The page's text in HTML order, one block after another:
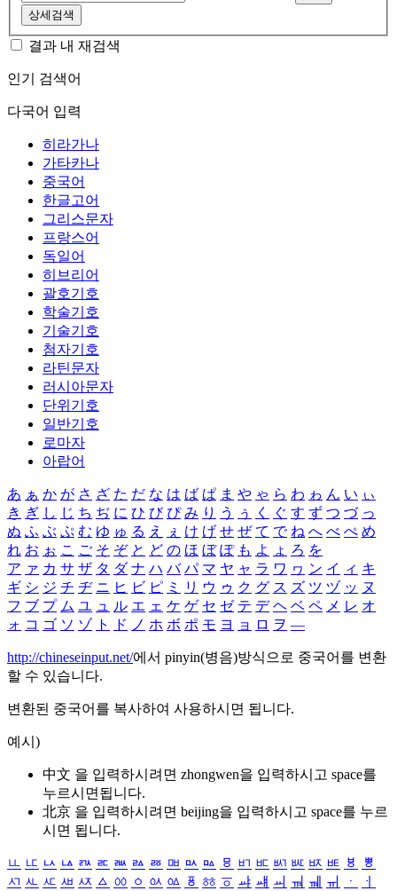
상세검색
결과 내 재검색
인기 검색어
다국어 입력
히라가나
가타카나
중국어
한글고어
그리스문자
프랑스어
독일어
히브리어
괄호기호
학술기호
기술기호
첨자기호
라틴문자
러시아문자
단위기호
일반기호
로마자
아랍어
あ ぁ か が さ ざ た だ な は ば ぱ ま や ゃ ら わ ゎ ん い ぃ
き ぎ し じ ち ぢ に ひ び ぴ み り う ぅ く ぐ す ず つ づ っ
ぬ ふ ぶ ぷ む ゆ ゅ る え ぇ け げ せ ぜ て で ね へ べ ぺ め
れ お ぉ こ ご そ ぞ と ど の ほ ぼ ぽ も よ ょ ろ を
ア ァ カ サ ザ タ ダ ナ ハ バ パ マ ヤ ャ ラ ワ ヮ ン イ ィ キ
ギ シ ジ チ ヂ ニ ヒ ビ ピ ミ リ ウ ゥ ク グ ス ズ ツ ヅ ッ ヌ
フ ブ プ ム ユ ュ ル エ ェ ケ ゲ セ ゼ テ デ ヘ ベ ペ メ レ オ
ォ コ ゴ ソ ゾ ト ド ノ ホ ボ ポ モ ヨ ョ ロ ヲ ―
http://chineseinput.net/에서 pinyin(병음)방식으로 중국어를 변환
할 수 있습니다.
변환된 중국어를 복사하여 사용하시면 됩니다.
예시)
中文 을 입력하시려면 zhongwen을 입력하시고 space를
누르시면됩니다.
北京 을 입력하시려면 beijing을 입력하시고 space를 누르
시면 됩니다.
ㅥ ㅦ ㅧ ㅨ ㅩ ㅪ ㅫ ㅬ ㅭ ㅮ ㅯ ㅰ ㅱ ㅲ ㅳ ㅴ ㅵ ㅶ ㅷ ㅸ
ㅹ
ㅺ ㅻ ㅼ ㅽ ㅾ ㅿ ㆀ ㆁ ㆂ ㆃ ㆄ ㆅ ㆆ ㆇ ㆈ ㆉ ㆊ ㆋ ㆌ ㆍ
ㆎ